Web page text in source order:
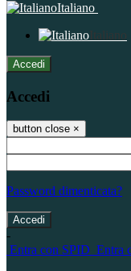
Italiano
Italiano
Accedi
Accedi
button close ×
Password dimenticata?
-
Entra con SPID Entra